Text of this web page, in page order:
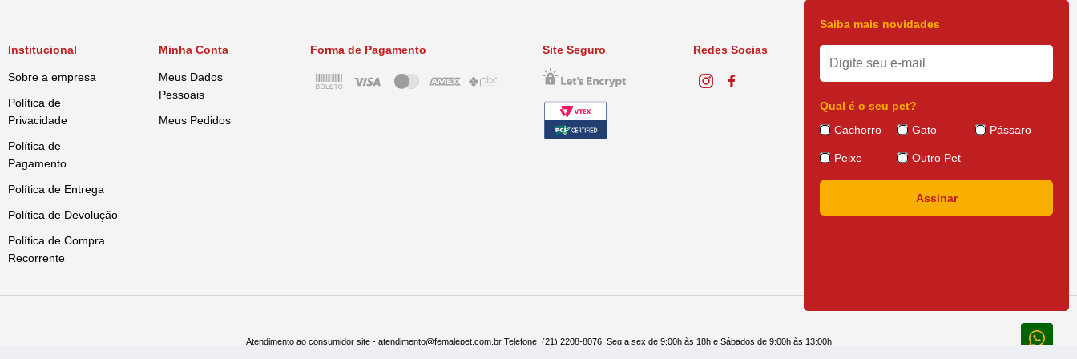
Institucional
Sobre a empresa
Política de
Privacidade
Política de
Pagamento
Política de Entrega
Política de Devolução
Política de Compra
Recorrente
Minha Conta
Meus Dados
Pessoais
Meus Pedidos
Forma de Pagamento Site Seguro Redes Socias
Saiba mais novidades
Qual é o seu pet?
Cachorro
Gato Pássaro
Peixe Outro Pet
Atendimento ao consumidor site - atendimento@femalepet.com.br Telefone: (21) 2208-8076. Seg a sex de 9:00h às 18h e Sábados de 9:00h às 13:00h